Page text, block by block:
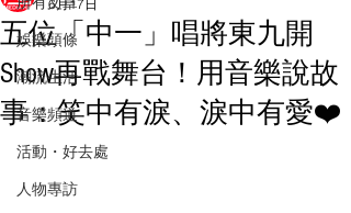
娛樂頭條
潮流生活
音樂頻道
活動・好去處
人物專訪
五位「中一」唱將東九開
Show再戰舞台！用音樂說故
事：笑中有淚、淚中有愛❤️
6月17日